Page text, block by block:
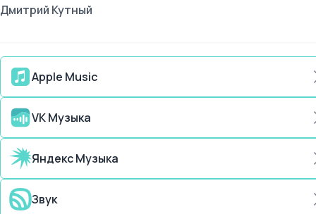
Дмитрий Кутный
Apple Music
VK Музыка
Яндекс Музыка
Звук